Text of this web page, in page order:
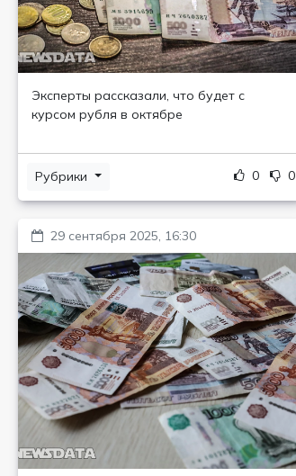
Эксперты рассказали, что будет с
курсом рубля в октябре
Рубрики 0 0
29 сентября 2025, 16:30